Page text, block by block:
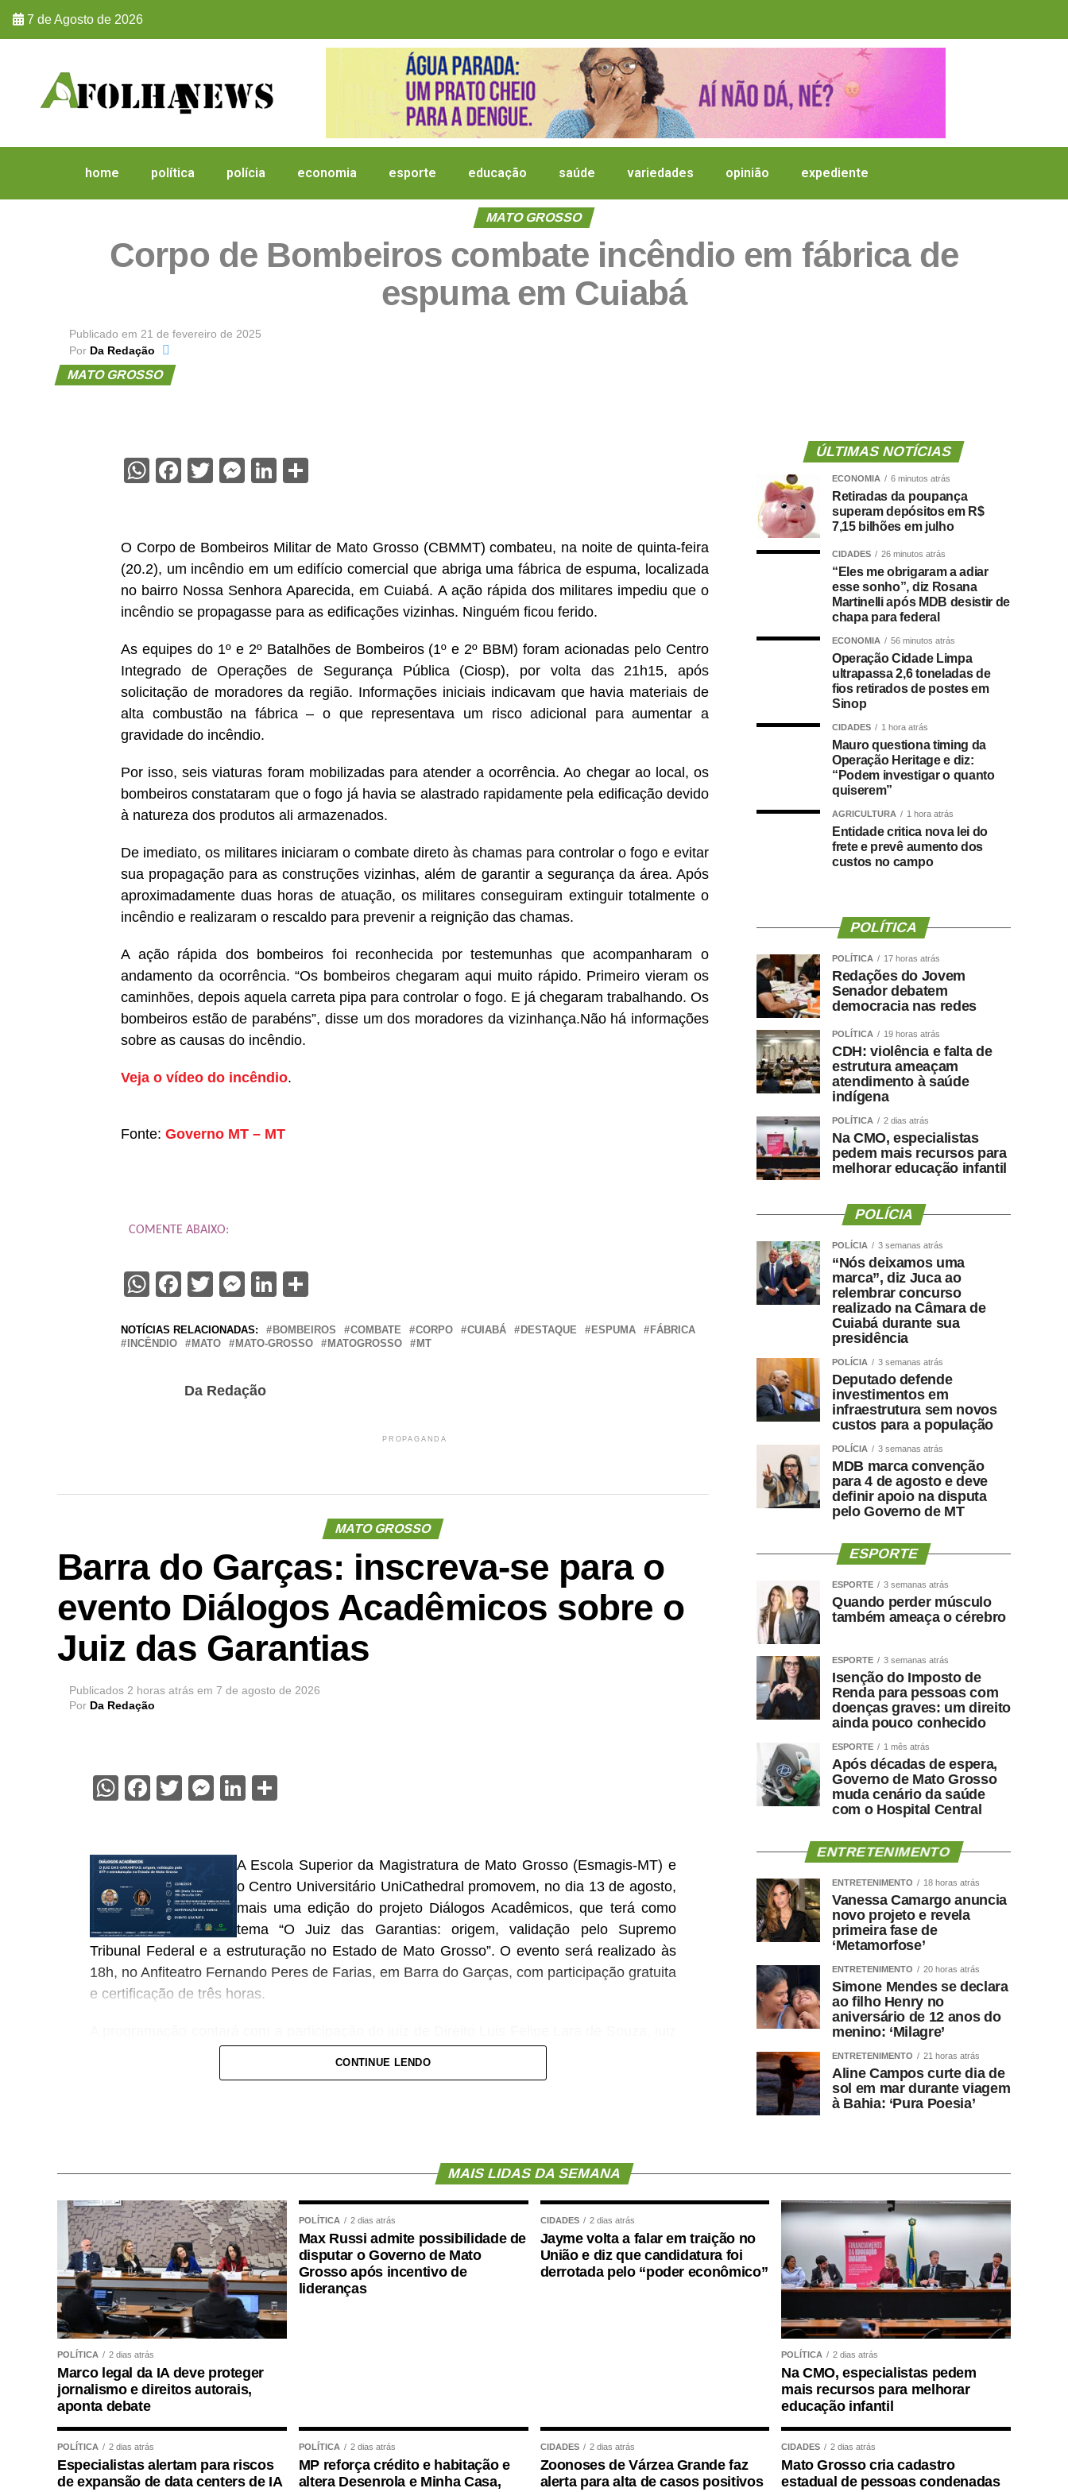
7 de Agosto de 2026
home política polícia economia esporte educação saúde variedades opinião expediente
MATO GROSSO
Corpo de Bombeiros combate incêndio em fábrica de
espuma em Cuiabá
Publicado em 21 de fevereiro de 2025
Por Da Redação
MATO GROSSO
WhatsApp
Facebook
TwitterMessenger
LinkedIn
O Corpo de Bombeiros Militar de Mato Grosso (CBMMT) combateu, na noite de quinta-feira
(20.2), um incêndio em um edifício comercial que abriga uma fábrica de espuma, localizada
no bairro Nossa Senhora Aparecida, em Cuiabá. A ação rápida dos militares impediu que o
incêndio se propagasse para as edificações vizinhas. Ninguém ficou ferido.
As equipes do 1º e 2º Batalhões de Bombeiros (1º e 2º BBM) foram acionadas pelo Centro
Integrado de Operações de Segurança Pública (Ciosp), por volta das 21h15, após
solicitação de moradores da região. Informações iniciais indicavam que havia materiais de
alta combustão na fábrica – o que representava um risco adicional para aumentar a
gravidade do incêndio.
Por isso, seis viaturas foram mobilizadas para atender a ocorrência. Ao chegar ao local, os
bombeiros constataram que o fogo já havia se alastrado rapidamente pela edificação devido
à natureza dos produtos ali armazenados.
De imediato, os militares iniciaram o combate direto às chamas para controlar o fogo e evitar
sua propagação para as construções vizinhas, além de garantir a segurança da área. Após
aproximadamente duas horas de atuação, os militares conseguiram extinguir totalmente o
incêndio e realizaram o rescaldo para prevenir a reignição das chamas.
A ação rápida dos bombeiros foi reconhecida por testemunhas que acompanharam o
andamento da ocorrência. “Os bombeiros chegaram aqui muito rápido. Primeiro vieram os
caminhões, depois aquela carreta pipa para controlar o fogo. E já chegaram trabalhando. Os
bombeiros estão de parabéns”, disse um dos moradores da vizinhança.Não há informações
sobre as causas do incêndio.
Veja o vídeo do incêndio.
Fonte: Governo MT – MT
COMENTE ABAIXO:
WhatsApp
Facebook
TwitterMessenger
LinkedIn
NOTÍCIAS RELACIONADAS: BOMBEIROS COMBATE CORPO CUIABÁ DESTAQUE ESPUMA
FÁBRICA
INCÊNDIO
MATO MATO-GROSSO MATOGROSSO MT
Da Redação
PROPAGANDA
MATO GROSSO
Barra do Garças: inscreva-se para o
evento Diálogos Acadêmicos sobre o
Juiz das Garantias
Publicados 2 horas atrás em 7 de agosto de 2026
Por Da Redação
WhatsApp
Facebook
TwitterMessenger
LinkedIn
A Escola Superior da Magistratura de Mato Grosso (Esmagis-MT) e
o Centro Universitário UniCathedral promovem, no dia 13 de agosto,
mais uma edição do projeto Diálogos Acadêmicos, que terá como
tema “O Juiz das Garantias: origem, validação pelo Supremo
Tribunal Federal e a estruturação no Estado de Mato Grosso”. O evento será realizado às
18h, no Anfiteatro Fernando Peres de Farias, em Barra do Garças, com participação gratuita
e certificação de três horas.
das garantias, mestre em Direito e Política Tributária e especialista em gestão do Poder
Judiciário, e da professora Verônica Abud, docente da Faculdade de Direito da
pelo Supremo Tribunal Federal (STF) e os avanços da sua estruturação no âmbito do
Judiciário mato-grossense.
Palestrantes
Para o juiz de Direito Luis Felipe Lara de Souza, a palestra pretende apresentar uma visão
abrangente sobre a implementação do Juiz das Garantias no sistema de justiça brasileiro e
mato-grossense. “Vamos abordar o que é essa figura, sua origem histórica, os principais
pontos definidos pelo Supremo Tribunal Federal no julgamento das ADIs 6298, 6299, 6300 e
6305, além da forma como o Tribunal de Justiça de Mato Grosso estruturou o Núcleo de
Justiça 4.0 do Juiz das Garantias”, explica.
prática dos impactos do instituto na atividade dos diversos atores do sistema de justiça. “A
proposta é que o público compreenda os reflexos da atuação do Juiz das Garantias na
relação com o Ministério Público, a Defensoria Pública, a advocacia e a Polícia Judiciária”,
CONTINUE LENDO
ÚLTIMAS NOTÍCIAS
ECONOMIA 6 minutos atrás
Retiradas da poupança
superam depósitos em R$
7,15 bilhões em julho
CIDADES 26 minutos atrás
“Eles me obrigaram a adiar
esse sonho”, diz Rosana
Martinelli após MDB desistir de
chapa para federal
ECONOMIA 56 minutos atrás
Operação Cidade Limpa
ultrapassa 2,6 toneladas de
fios retirados de postes em
Sinop
CIDADES 1 hora atrás
Mauro questiona timing da
Operação Heritage e diz:
“Podem investigar o quanto
quiserem”
AGRICULTURA 1 hora atrás
Entidade critica nova lei do
frete e prevê aumento dos
custos no campo
POLÍTICA
POLÍTICA 17 horas atrás
Redações do Jovem
Senador debatem
democracia nas redes
POLÍTICA 19 horas atrás
CDH: violência e falta de
estrutura ameaçam
atendimento à saúde
indígena
POLÍTICA 2 dias atrás
Na CMO, especialistas
pedem mais recursos para
melhorar educação infantil
POLÍCIA
POLÍCIA 3 semanas atrás
“Nós deixamos uma
marca”, diz Juca ao
relembrar concurso
realizado na Câmara de
Cuiabá durante sua
presidência
POLÍCIA 3 semanas atrás
Deputado defende
investimentos em
infraestrutura sem novos
custos para a população
POLÍCIA 3 semanas atrás
MDB marca convenção
para 4 de agosto e deve
definir apoio na disputa
pelo Governo de MT
ESPORTE
ESPORTE 3 semanas atrás
Quando perder músculo
também ameaça o cérebro
ESPORTE 3 semanas atrás
Isenção do Imposto de
Renda para pessoas com
doenças graves: um direito
ainda pouco conhecido
ESPORTE 1 mês atrás
Após décadas de espera,
Governo de Mato Grosso
muda cenário da saúde
com o Hospital Central
ENTRETENIMENTO
ENTRETENIMENTO 18 horas atrás
Vanessa Camargo anuncia
novo projeto e revela
primeira fase de
‘Metamorfose’
ENTRETENIMENTO 20 horas atrás
Simone Mendes se declara
ao filho Henry no
aniversário de 12 anos do
menino: ‘Milagre’
ENTRETENIMENTO 21 horas atrás
Aline Campos curte dia de
sol em mar durante viagem
à Bahia: ‘Pura Poesia’
MAIS LIDAS DA SEMANA
POLÍTICA 2 dias atrás
Marco legal da IA deve proteger
jornalismo e direitos autorais,
aponta debate
POLÍTICA 2 dias atrás
Max Russi admite possibilidade de
disputar o Governo de Mato
Grosso após incentivo de
lideranças
CIDADES 2 dias atrás
Jayme volta a falar em traição no
União e diz que candidatura foi
derrotada pelo “poder econômico”
POLÍTICA 2 dias atrás
Na CMO, especialistas pedem
mais recursos para melhorar
educação infantil
POLÍTICA 2 dias atrás
Especialistas alertam para riscos
de expansão de data centers de IA
POLÍTICA 2 dias atrás
MP reforça crédito e habitação e
altera Desenrola e Minha Casa,
CIDADES 2 dias atrás
Zoonoses de Várzea Grande faz
alerta para alta de casos positivos
CIDADES 2 dias atrás
Mato Grosso cria cadastro
estadual de pessoas condenadas